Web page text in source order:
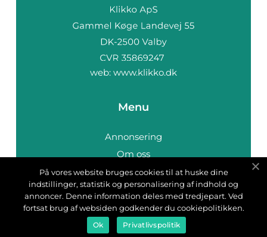
web: www.klikko.dk
Menu
Annonsering
Om oss
Cookies
Kontakta oss
Sitemap
På vores website bruges cookies til at huske dine
indstillinger, statistik og personalisering af indhold og
annoncer. Denne information deles med tredjepart. Ved
fortsat brug af websiden godkender du cookiepolitikken.
Ok Privatlivspolitik